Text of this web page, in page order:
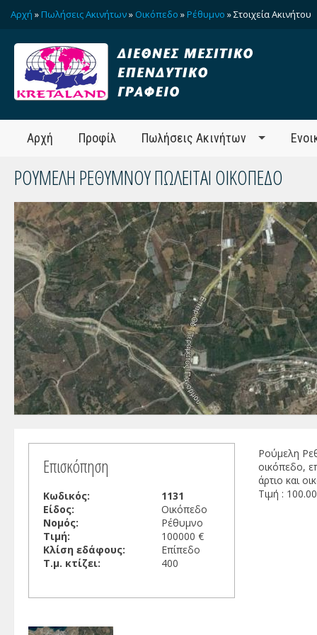
Αρχή »Πωλήσεις Ακινήτων» Οικόπεδο »Ρέθυμνο » Στοιχεία Ακινήτου
Αρχή Προφίλ Πωλήσεις Ακινήτων
ΡΟΥΜΕΛΗ ΡΕΘΥΜΝΟΥ ΠΩΛΕΙΤΑΙ ΟΙΚΟΠΕΔΟ
Επισκόπηση
Κωδικός:
1131
Είδος:
Οικόπεδο
Νομός:
Ρέθυμνο
Τιμή:
100000 €
Κλίση εδάφους:
Επίπεδο
Τ.μ. κτίζει:
400
Ρούμελη
οικόπεδο,
άρτιο και
Τιμή :